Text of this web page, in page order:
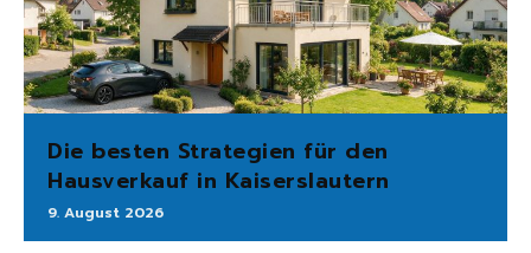
Die besten Strategien für den
Hausverkauf in Kaiserslautern
9. August 2026